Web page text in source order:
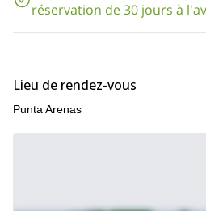
réservation de 30 jours à
Lieu de rendez-vous
Punta Arenas